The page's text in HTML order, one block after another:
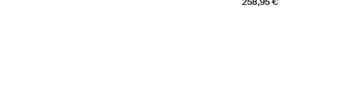
258,95 €